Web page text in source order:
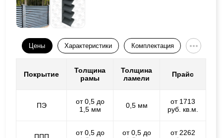
Цены Характеристики Комплектация
Покрытие
Толщина
рамы
Толщина
ламели
Прайс
ПЭ
от 0,5 до
1,5 мм
0,5 мм
от 1713
руб. кв.м.
от 0,5 до
от 0,5 до
от 2262